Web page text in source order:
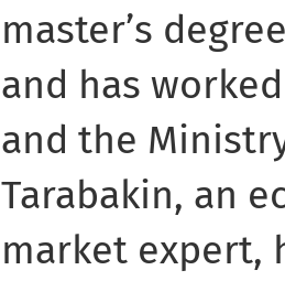
master’s
and has
and the
Tarabakin, an
market expert,